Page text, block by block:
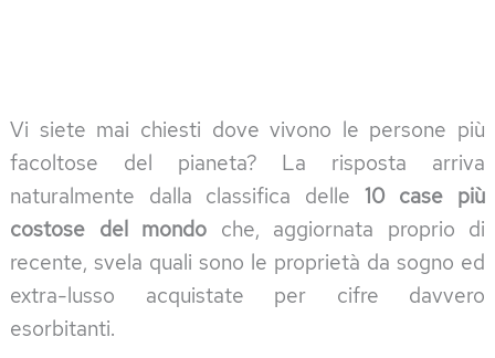
Vi siete mai chiesti dove vivono le persone più
facoltose del pianeta? La risposta arriva
naturalmente dalla classifica delle 10 case più
costose del mondo che, aggiornata proprio di
recente, svela quali sono le proprietà da sogno ed
extra-lusso acquistate per cifre davvero
esorbitanti.